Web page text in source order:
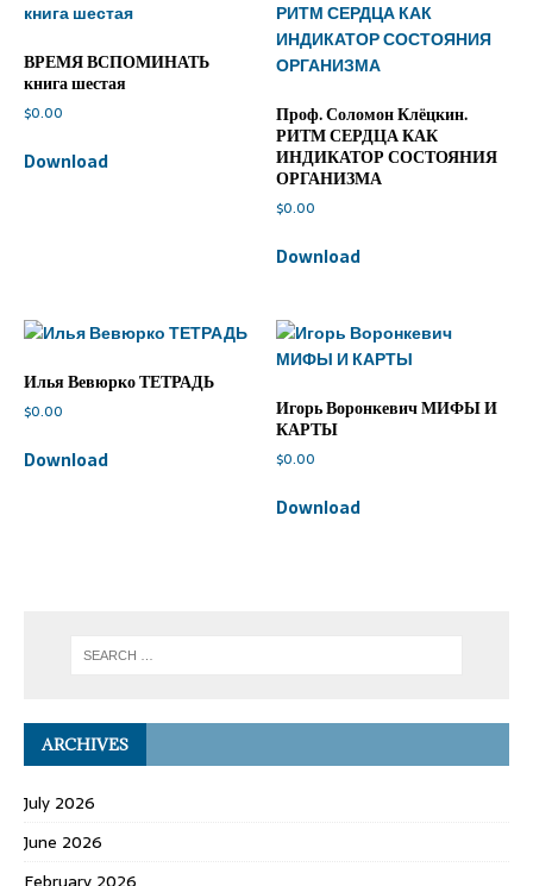
ВРЕМЯ ВСПОМИНАТЬ
книга шестая
$0.00
Download
Проф. Соломон Клёцкин.
РИТМ СЕРДЦА КАК
ИНДИКАТОР СОСТОЯНИЯ
ОРГАНИЗМА
$0.00
Download
Илья Вевюрко ТЕТРАДЬ
$0.00
Download
Игорь Воронкевич МИФЫ И
КАРТЫ
$0.00
Download
ARCHIVES
July 2026
June 2026